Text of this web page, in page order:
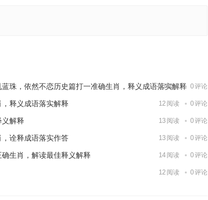
珠，依然不恋历史篇打一准确生肖，释义成语落实解释
13阅读 0评论
释义成语落实解释 12 阅读 0评论
解释 13 阅读 0评论
诠释成语落实作答 13 阅读 0评论
生肖，解读最佳释义解释 14 阅读 0评论
12 阅读 0评论